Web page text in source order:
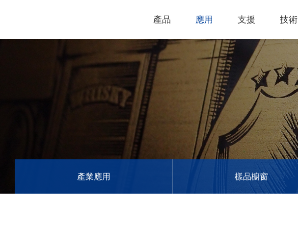
產品
電腦割字機
雷射打標機
應用 支援
技術支援
下載專區
產品終止政策
過保固服務
技術
知識專區
產品影片
雷射雕刻
產業應用 樣品櫥窗